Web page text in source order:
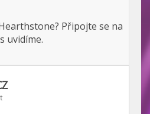
Připojte se na
uvidíme.